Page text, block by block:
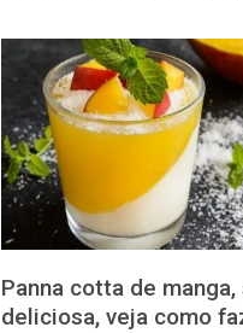
Panna cotta de
deliciosa, veja como